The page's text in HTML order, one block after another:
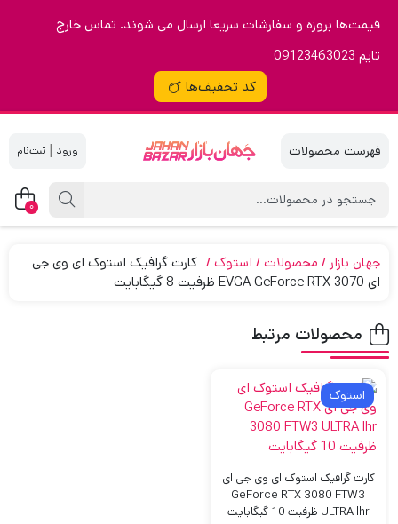
قیمت‌ها بروزه و سفارشات سریعا ارسال می شوند. تماس خارج
تایم 09123463023
کد تخفیف‌ها
|
0
جهان بازار محصولات استوک
کارت گرافیک استوک ای وی جی
ای EVGA GeForce RTX 3070 ظرفیت 8 گیگابایت
محصولات مرتبط
استوک
کارت گرافیک استوک ای وی جی ای
GeForce RTX 3080 FTW3
ULTRA lhr ظرفیت 10 گیگابایت